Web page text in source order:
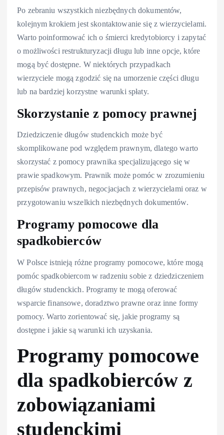
Po zebraniu wszystkich niezbędnych dokumentów,
kolejnym krokiem jest skontaktowanie się z wierzycielami.
Warto poinformować ich o śmierci kredytobiorcy i zapytać
o możliwości restrukturyzacji długu lub inne opcje, które
mogą być dostępne. W niektórych przypadkach
wierzyciele mogą zgodzić się na umorzenie części długu
lub na bardziej korzystne warunki spłaty.
Skorzystanie z pomocy prawnej
Dziedziczenie długów studenckich może być
skomplikowane pod względem prawnym, dlatego warto
skorzystać z pomocy prawnika specjalizującego się w
prawie spadkowym. Prawnik może pomóc w zrozumieniu
przepisów prawnych, negocjacjach z wierzycielami oraz w
przygotowaniu wszelkich niezbędnych dokumentów.
Programy pomocowe dla
spadkobierców
W Polsce istnieją różne programy pomocowe, które mogą
pomóc spadkobiercom w radzeniu sobie z dziedziczeniem
długów studenckich. Programy te mogą oferować
wsparcie finansowe, doradztwo prawne oraz inne formy
pomocy. Warto zorientować się, jakie programy są
dostępne i jakie są warunki ich uzyskania.
Programy pomocowe
dla spadkobierców z
zobowiązaniami
studenckimi